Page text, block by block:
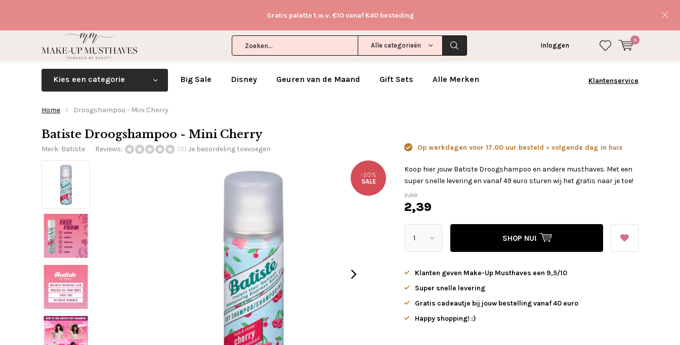
Alle categorieën Inloggen
0
Gratis palette t.w.v. €10 vanaf €40 besteding
Kies een categorie Big Sale Disney Geuren van de Maand Gift Sets Alle Merken Klantenservice
Home Droogshampoo - Mini Cherry
Batiste Droogshampoo - Mini Cherry
Merk: Batiste Reviews: (0) Je beoordeling toevoegen
-20%
SALE
Op werkdagen voor 17.00 uur besteld = volgende dag in huis
Koop hier jouw Batiste Droogshampoo en andere musthaves. Met een
super snelle levering en vanaf 49 euro sturen wij het gratis naar je toe!
2,99
2,39
SHOP NU!
Klanten geven Make-Up Musthaves een 9,5/10
Super snelle levering
Gratis cadeautje bij jouw bestelling vanaf 40 euro
Happy shopping! :)